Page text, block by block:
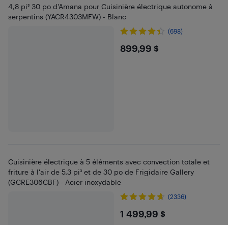
4,8 pi³ 30 po d'Amana pour Cuisinière électrique autonome à
serpentins (YACR4303MFW) - Blanc
(698)
$899.99
899,99 $
Cuisinière électrique à 5 éléments avec convection totale et
friture à l'air de 5,3 pi³ et de 30 po de Frigidaire Gallery
(GCRE306CBF) - Acier inoxydable
(2336)
$1499.99
1 499,99 $